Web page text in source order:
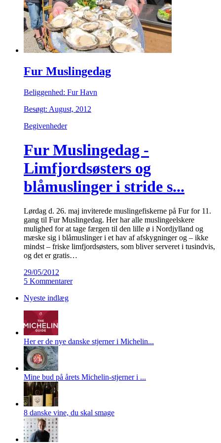
Fur Muslingedag
Beliggenhed: Fur Havn
Besøgt: August, 2012
Begivenheder
Fur Muslingedag -
Limfjordsøsters og
blåmuslinger i stride s...
Lørdag d. 26. maj inviterede muslingefiskerne på Fur for 11.
gang til Fur Muslingedag. Her har alle muslingeelskere
mulighed for at tage færgen til den lille ø i Nordjylland og
mæske sig i blåmuslinger i et hav af afskygninger og – ikke
mindst – friske limfjordsøsters, som bliver serveret i tusindvis,
og det er gratis…
29/05/2012
5 Kommentarer
Nyeste indlæg
Her er de nye danske stjerner i Michelin...
Mine bud på årets Michelin-stjerner i ...
8 danske vine, du skal smage